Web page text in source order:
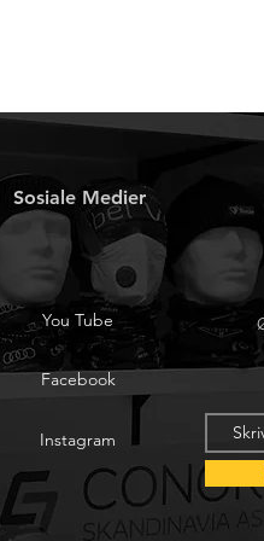
Sosiale Medier
You Tube
Facebook
Instagram